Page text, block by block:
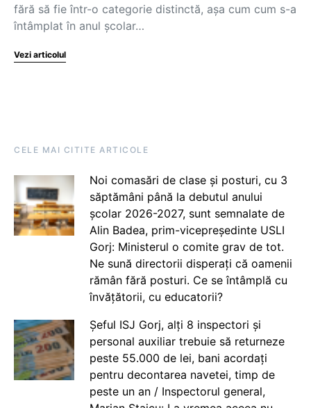
fără să fie într-o categorie distinctă, așa cum cum s-a
întâmplat în anul școlar…
Vezi articolul
CELE MAI CITITE ARTICOLE
Noi comasări de clase și posturi, cu 3
săptămâni până la debutul anului
școlar 2026-2027, sunt semnalate de
Alin Badea, prim-vicepreședinte USLI
Gorj: Ministerul o comite grav de tot.
Ne sună directorii disperați că oamenii
rămân fără posturi. Ce se întâmplă cu
învățătorii, cu educatorii?
Șeful ISJ Gorj, alți 8 inspectori și
personal auxiliar trebuie să returneze
peste 55.000 de lei, bani acordați
pentru decontarea navetei, timp de
peste un an / Inspectorul general,